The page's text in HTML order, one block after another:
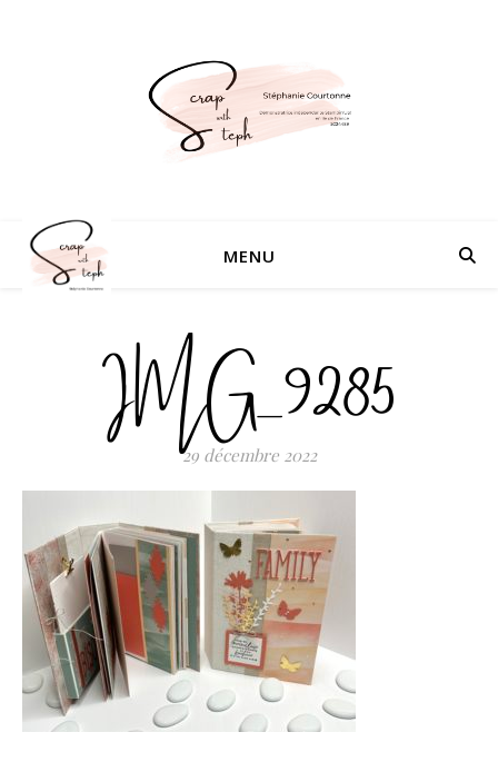
MENU
IMG_9285
29 décembre 2022